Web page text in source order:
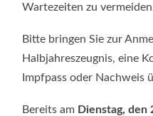
Wartezeiten zu
Bitte bringen Sie zur
Halbjahreszeugnis, eine
Impfpass oder Nachweis
Bereits am Dienstag, den